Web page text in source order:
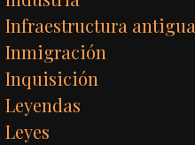
Infraestructura antigua
Inmigración
Inquisición
Leyendas
Leyes